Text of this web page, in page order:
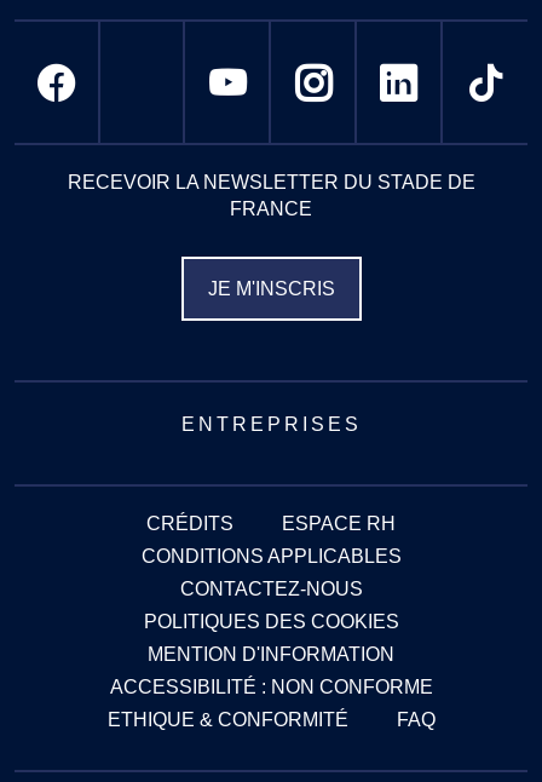
RECEVOIR LA NEWSLETTER DU STADE DE
FRANCE
JE M'INSCRIS
ENTREPRISES
CRÉDITS
ESPACE RH
CONDITIONS APPLICABLES
CONTACTEZ-NOUS
POLITIQUES DES COOKIES
MENTION D'INFORMATION
ACCESSIBILITÉ : NON CONFORME
ETHIQUE & CONFORMITÉ
FAQ